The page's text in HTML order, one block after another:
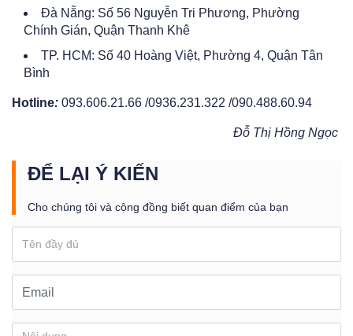
Đà Nẵng: Số 56 Nguyễn Tri Phương, Phường
Chính Gián, Quận Thanh Khê
TP. HCM: Số 40 Hoàng Việt, Phường 4, Quận Tân
Bình
Hotline: 093.606.21.66 /0936.231.322 /090.488.60.94
Đỗ Thị Hồng Ngọc
ĐỂ LẠI Ý KIẾN
Cho chúng tôi và cộng đồng biết quan điểm của bạn